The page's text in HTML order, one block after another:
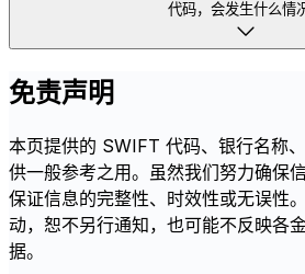
代码，会发生什么情
免责声明
本页提供的 SWIFT 代码、银行名称
供一般参考之用。虽然我们努力确保
保证信息的完整性、时效性或无误性
动，恕不另行通知，也可能不反映各
据。